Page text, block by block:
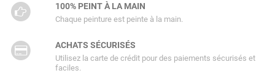
100% PEINT À LA MAIN
Chaque peinture est peinte à la main.
ACHATS SÉCURISÉS
Utilisez la carte de crédit pour des paiements sécurisés et
faciles.